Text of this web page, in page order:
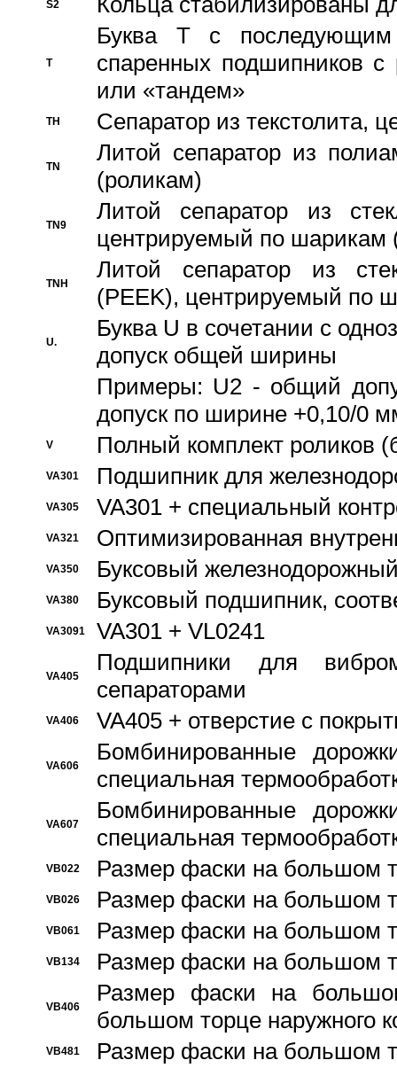
S2
T
Буква T с
спаренных подшипников
или «тандем»
TH Сепаратор из текстолита,
TN
Литой сепаратор из
(роликам)
TN9
Литой сепаратор из
центрируемый по шарикам
TNH
Литой сепаратор из
(PEEK), центрируемый по
U.
Буква U в сочетании с
допуск общей ширины
Примеры: U2 - общий
допуск по ширине +0,10/0
V Полный комплект роликов
VA301 Подшипник для
VA305 VA301 + специальный
VA321 Оптимизированная
VA350 Буксовый
VA380 Буксовый подшипник,
VA3091 VA301 + VL0241
VA405
Подшипники для
сепараторами
VA406 VA405 + отверстие с
VA606
Бомбинированные
специальная
VA607
Бомбинированные
специальная
VB022 Размер фаски на большом
VB026 Размер фаски на большом
VB061 Размер фаски на большом
VB134 Размер фаски на большом
VB406
Размер фаски на
большом торце наружного
VB481 Размер фаски на большом